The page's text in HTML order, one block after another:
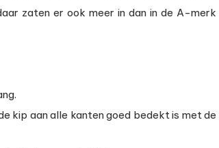
zaten er ook meer in dan in de A-merk
kip aan alle kanten goed bedekt is met de